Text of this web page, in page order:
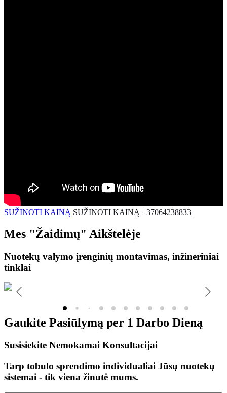
SUŽINOTI KAINĄ SUŽINOTI KAINĄ +37064238833
Mes "Žaidimų" Aikštelėje
Nuotekų valymo įrenginių montavimas, inžineriniai
tinklai
Gaukite Pasiūlymą per 1 Darbo Dieną
Susisiekite Nemokamai Konsultacijai
Tarp tobulo sprendimo individualiai Jūsų nuotekų
sistemai - tik viena žinutė mums.